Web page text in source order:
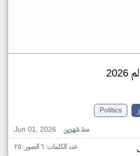
Politics
Jun 01, 2026
منذ شهرين
عدد الكلمات: ٦ الصور: ٢٥